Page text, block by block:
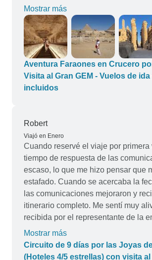
disfrutamos mucho. En resumen,
vacaciones increíbles!
mercados locales, el pueblo nubio y
cosas más. Es alucinante saber que cada
pulgada de tierra que pisamos en
tesoros del antiguo Imperio egipcio y
tesoros se desentierran cada día.
experiencia genial y me alegro
hecho este tour.
Mostrar más
Aventura Faraones en Crucero
Visita al Gran GEM - Vuelos de
incluidos
Robert
Viajó en Enero
Cuando reservé el viaje por primera
tiempo de respuesta de las
escaso, lo que me hizo pensar que
estafado. Cuando se acercaba la
las comunicaciones mejoraron y
itinerario completo. Me sentí muy
recibida por el representante de la
(John) antes del control de
aeropuerto de El Cairo. A partir de
"Vacaciones para llevar" Egipto fue
Mostrar más
Circuito de 9 días por las Joyas
(Hoteles 4/5 estrellas) con visita al